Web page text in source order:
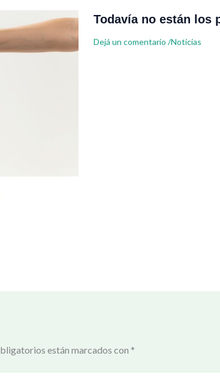
Todavía no están los
Dejá un comentario /Noticias
están marcados con *